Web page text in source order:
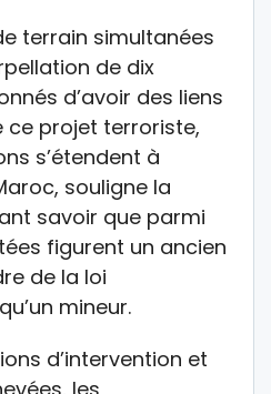
terrain simultanées
de dix
d’avoir des liens
ce projet terroriste,
s’étendent à
souligne la
savoir que parmi
figurent un ancien
de la loi
mineur.
d’intervention et